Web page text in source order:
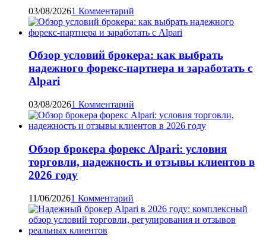
03/08/20261 Комментарий
Обзор условий брокера: как выбрать
надежного форекс-партнера и заработать с
Alpari
03/08/20261 Комментарий
Обзор брокера форекс Alpari: условия
торговли, надежность и отзывы клиентов в
2026 году
11/06/20261 Комментарий